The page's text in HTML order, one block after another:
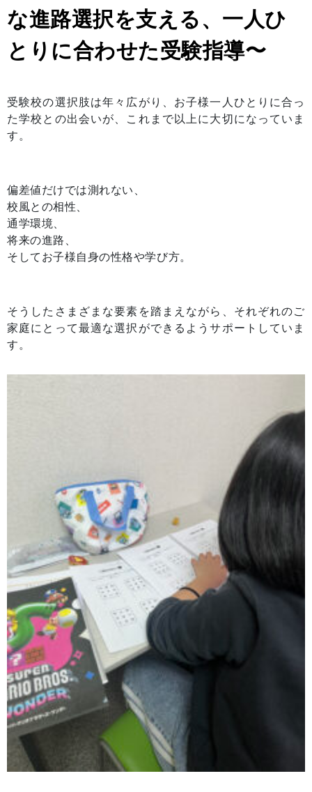
な進路選択を支える、一人ひ
とりに合わせた受験指導〜
受験校の選択肢は年々広がり、お子様一人ひとりに合っ
た学校との出会いが、これまで以上に大切になっていま
す。
偏差値だけでは測れない、
校風との相性、
通学環境、
将来の進路、
そしてお子様自身の性格や学び方。
そうしたさまざまな要素を踏まえながら、それぞれのご
家庭にとって最適な選択ができるようサポートしていま
す。